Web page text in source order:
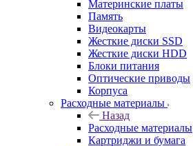
Материнские платы
Память
Видеокарты
Жесткие диски SSD
Жесткие диски HDD
Блоки питания
Оптические приводы
Корпуса
Расходные материалы
Назад
Расходные материалы
Картриджи и бумага